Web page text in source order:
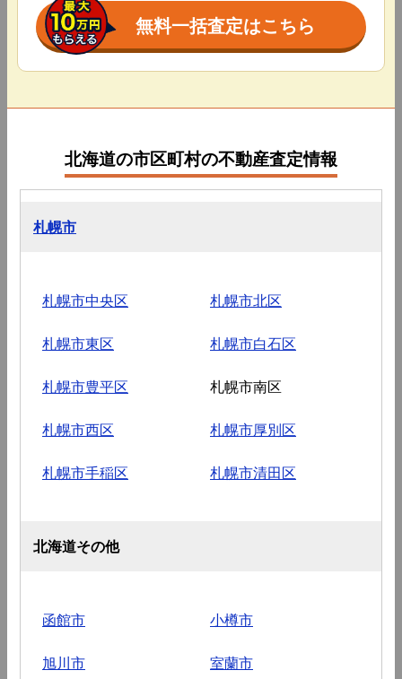
無料一括査定はこちら
北海道の市区町村の不動産査定情報
札幌市
札幌市中央区 札幌市北区
札幌市東区 札幌市白石区
札幌市豊平区 札幌市南区
札幌市西区 札幌市厚別区
札幌市手稲区 札幌市清田区
北海道その他
函館市 小樽市
旭川市 室蘭市